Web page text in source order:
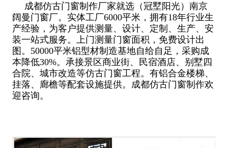
成都仿古门窗制作厂家就选（冠墅阳光）南京
阔曼门窗厂。实体工厂6000平米，拥有18年行业生
产经验，为客户提供测量、设计、定制、生产、安
装一站式服务。上门测量门窗面积，免费设计出
图。50000平米铝型材制造基地自给自足，采购成
本降低30%。承接景区商业街、民宿酒店、别墅四
合院、城市改造等仿古门窗工程。有铝合金楼梯、
挂落、廊檐等配套设施提供。成都仿古门窗制作欢
迎咨询。